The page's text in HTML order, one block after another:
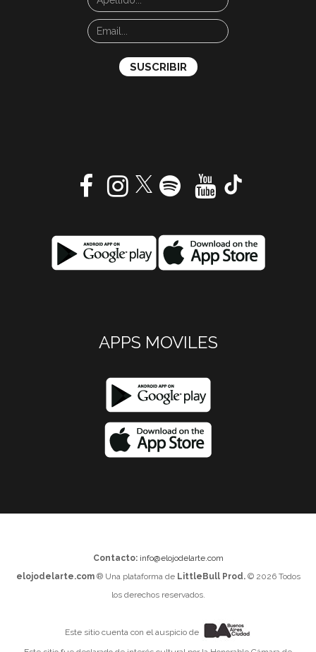
APPS MOVILES
Contacto: info@elojodelarte.com
elojodelarte.com® Una plataforma de LittleBull Prod.© 2026 Todos
los derechos reservados.
Este sitio cuenta con el auspicio de